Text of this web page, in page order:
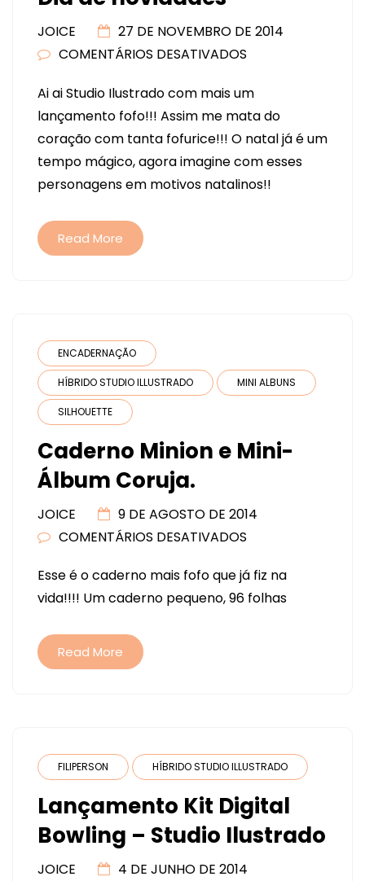
JOICE
27 DE NOVEMBRO DE 2014
COMENTÁRIOS DESATIVADOS
DE
NOVIDADES
Ai ai Studio Ilustrado com mais um
lançamento fofo!!! Assim me mata do
coração com tanta fofurice!!! O natal já é um
tempo mágico, agora imagine com esses
personagens em motivos natalinos!!
Read More
ENCADERNAÇÃO
HÍBRIDO STUDIO ILLUSTRADO MINI ALBUNS
SILHOUETTE
Caderno Minion e Mini-
Álbum Coruja.
JOICE
9 DE AGOSTO DE 2014
COMENTÁRIOS DESATIVADOS
MINION
E
Esse é o caderno mais fofo que já fiz na
vida!!!! Um caderno pequeno, 96 folhas
Read More
FILIPERSON HÍBRIDO STUDIO ILLUSTRADO
Lançamento Kit Digital
Bowling – Studio Ilustrado
JOICE
4 DE JUNHO DE 2014